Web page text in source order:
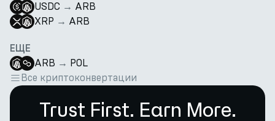
USDC → ARB
XRP → ARB
ЕЩЕ
ARB → POL
Все криптоконвертации
Trust First. Earn More.